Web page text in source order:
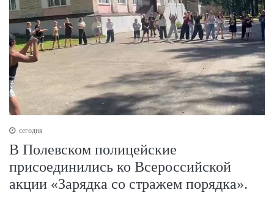
сегодня
В Полевском полицейские
присоединились ко Всероссийской
акции «Зарядка со стражем порядка».